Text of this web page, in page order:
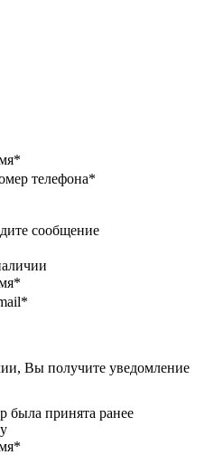
телефона*
сообщение
Вы получите уведомление
была принята ранее